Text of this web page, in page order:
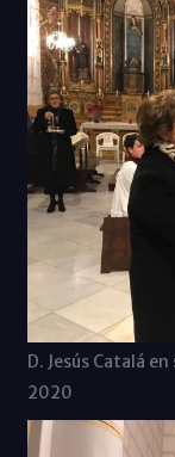
D. Jesús Catalá
2020